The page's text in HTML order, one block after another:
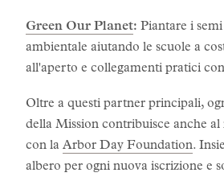
Green Our Planet: Piantare i
ambientale aiutando le scuole a
all'aperto e collegamenti pratici
Oltre a questi partner principali,
della Mission contribuisce anche al
con la Arbor Day Foundation.
albero per ogni nuova iscrizione e